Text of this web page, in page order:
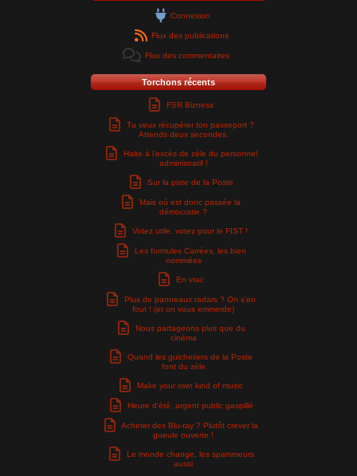
Connexion
Flux des publications
Flux des commentaires
Torchons récents
FSR Bizness
Tu veux récupérer ton passeport ?
Attends deux secondes.
Halte à l’excès de zèle du personnel
administratif !
Sur la piste de la Poste
Mais où est donc passée la
démocratie ?
Votez utile, votez pour le FIST !
Les formules Carrées, les bien
nommées
En vrac
Plus de panneaux radars ? On s’en
fout ! (et on vous emmerde)
Nous partageons plus que du
cinéma
Quand les guichetiers de la Poste
font du zèle
Make your own kind of music
Heure d’été, argent public gaspillé
Acheter des Blu-ray ? Plutôt crever la
gueule ouverte !
Le monde change, les spammeurs
aussi